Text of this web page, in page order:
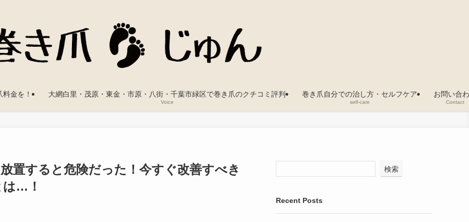
金を！ 大網白里・茂原・東金・市原・八街・千葉市緑区で巻き爪のクチコミ評判
Voice
巻き爪自分での治し方・セルフケア
self-care
お問い合
Contact
置すると危険だった！今すぐ改善すべき
は…！
検索
Recent Posts